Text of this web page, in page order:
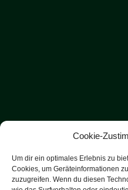
Cookie-
Um dir ein optimales Erlebnis zu
Cookies, um Geräteinformationen
zuzugreifen. Wenn du diesen